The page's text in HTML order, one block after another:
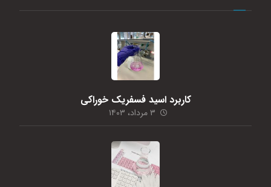
کاربرد اسید فسفریک خوراکی
۳ مرداد، ۱۴۰۳